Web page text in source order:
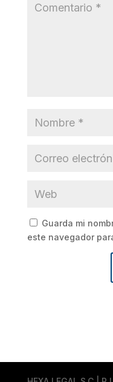
Guarda mi
este navegador